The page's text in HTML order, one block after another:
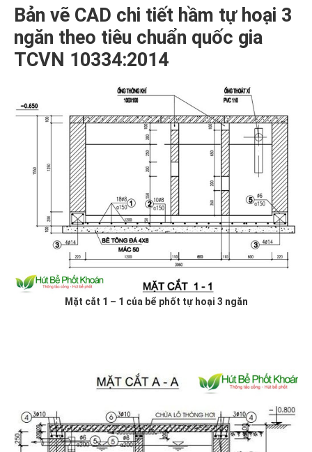
Bản vẽ CAD chi tiết hầm tự hoại 3
ngăn theo tiêu chuẩn quốc gia
TCVN 10334:2014
Mặt cắt 1 – 1 của bể phốt tự hoại 3 ngăn